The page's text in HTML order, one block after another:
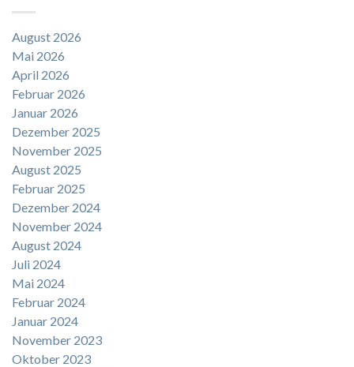
August 2026
Mai 2026
April 2026
Februar 2026
Januar 2026
Dezember 2025
November 2025
August 2025
Februar 2025
Dezember 2024
November 2024
August 2024
Juli 2024
Mai 2024
Februar 2024
Januar 2024
November 2023
Oktober 2023